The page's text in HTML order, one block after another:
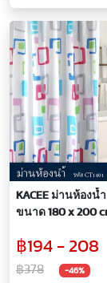
KACEE ม่านห้องน้
ขนาด 180 x 200
฿194 - 208
฿378 -46%